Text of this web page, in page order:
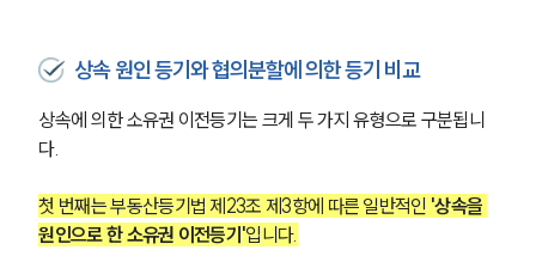
상속 원인 등기와 협의분할에 의한 등기 비교
상속에 의한 소유권 이전등기는 크게 두 가지 유형으로 구분됩니
다.
첫 번째는 부동산등기법 제23조 제3항에 따른 일반적인 '상속을
원인으로 한 소유권 이전등기'입니다.